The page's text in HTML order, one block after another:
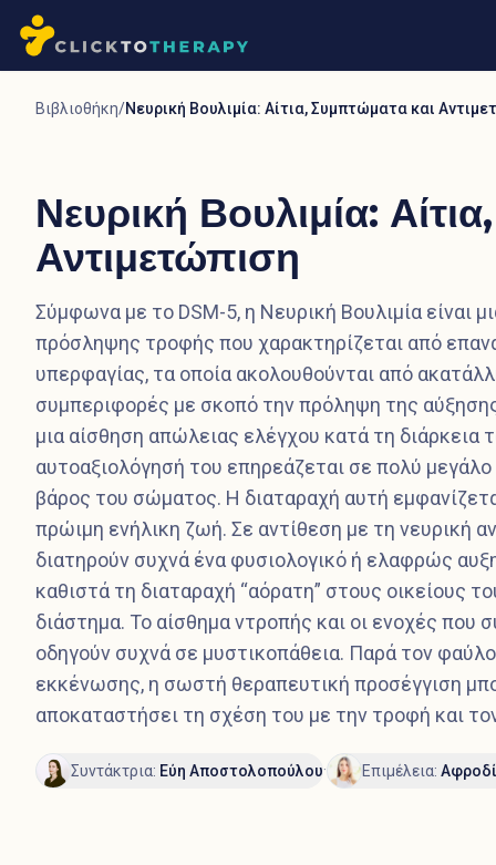
Βιβλιοθήκη/Νευρική Βουλιμία: Αίτια, Συμπτώματα και
Νευρική Βουλιμία:
Αντιμετώπιση
Σύμφωνα με το DSM-5, η Νευρική Βουλιμία είναι
πρόσληψης τροφής που χαρακτηρίζεται από
υπερφαγίας, τα οποία ακολουθούνται από
συμπεριφορές με σκοπό την πρόληψη της
μια αίσθηση απώλειας ελέγχου κατά τη διάρκεια
αυτοαξιολόγησή του επηρεάζεται σε πολύ
βάρος του σώματος. Η διαταραχή αυτή
πρώιμη ενήλικη ζωή. Σε αντίθεση με τη νευρική
διατηρούν συχνά ένα φυσιολογικό ή ελαφρώς
καθιστά τη διαταραχή “αόρατη” στους οικείους
διάστημα. Το αίσθημα ντροπής και οι ενοχές που
οδηγούν συχνά σε μυστικοπάθεια. Παρά τον
εκκένωσης, η σωστή θεραπευτική προσέγγιση
αποκαταστήσει τη σχέση του με την τροφή και
Συντάκτρια: Εύη Αποστολοπούλου· Επιμέλεια: